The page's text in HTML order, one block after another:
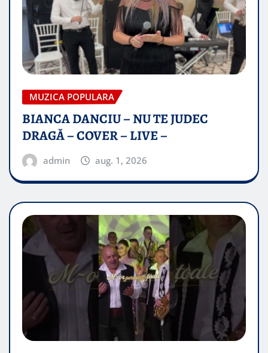
MUZICA POPULARA
BIANCA DANCIU – NU TE JUDEC
DRAGĂ – COVER – LIVE –
admin aug. 1, 2026